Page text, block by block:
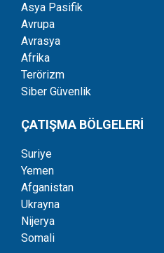
Asya Pasifik
Avrupa
Avrasya
Afrika
Terörizm
Siber Güvenlik
ÇATIŞMA BÖLGELERİ
Suriye
Yemen
Afganistan
Ukrayna
Nijerya
Somali